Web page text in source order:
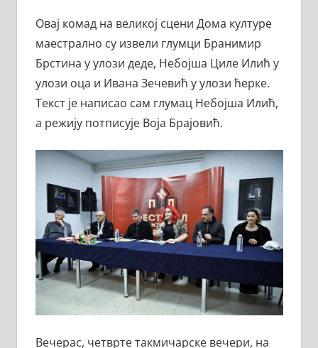
Овај комад на великој сцени Дома културе
маестрално су извели глумци Бранимир
Брстина у улози деде, Небојша Циле Илић у
улози оца и Ивана Зечевић у улози ћерке.
Текст је написао сам глумац Небојша Илић,
а режију потписује Воја Брајовић.
Вечерас, четврте такмичарске вечери, на